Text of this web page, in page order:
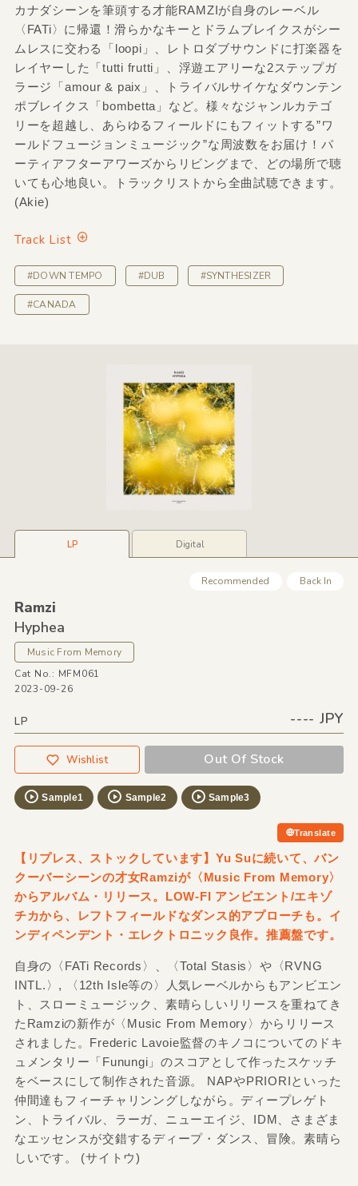
カナダシーンを筆頭する才能RAMZIが自身のレーベル
〈FATi〉に帰還！滑らかなキーとドラムブレイクスがシー
ムレスに交わる「loopi」、レトロダブサウンドに打楽器を
レイヤーした「tutti frutti」、浮遊エアリーな2ステップガ
ラージ「amour & paix」、トライバルサイケなダウンテン
ポブレイクス「bombetta」など。様々なジャンルカテゴ
リーを超越し、あらゆるフィールドにもフィットする”ワ
ールドフュージョンミュージック”な周波数をお届け！パ
ーティアフターアワーズからリビングまで、どの場所で聴
いても心地良い。トラックリストから全曲試聴できます。
(Akie)
Track List
#DOWN TEMPO #DUB #SYNTHESIZER
#CANADA
LP Digital
Recommended Back In
Ramzi
Hyphea
Music From Memory
Cat No.: MFM061
2023-09-26
LP ---- JPY
Wishlist Out Of Stock
Sample1 Sample2 Sample3
Translate
【リプレス、ストックしています】Yu Suに続いて、バン
クーバーシーンの才女Ramziが〈Music From Memory〉
からアルバム・リリース。LOW-FI アンビエント/エキゾ
チカから、レフトフィールドなダンス的アプローチも。イ
ンディペンデント・エレクトロニック良作。推薦盤です。
自身の〈FATi Records〉、〈Total Stasis〉や〈RVNG
INTL.〉, 〈12th Isle等の〉人気レーベルからもアンビエン
ト、スローミュージック、素晴らしいリリースを重ねてき
たRamziの新作が〈Music From Memory〉からリリース
されました。Frederic Lavoie監督のキノコについてのドキ
ュメンタリー「Funungi」のスコアとして作ったスケッチ
をベースにして制作された音源。 NAPやPRIORIといった
仲間達もフィーチャリンングしながら。ディープレゲト
ン、トライバル、ラーガ、ニューエイジ、IDM、さまざま
なエッセンスが交錯するディープ・ダンス、冒険。素晴ら
しいです。 (サイトウ)